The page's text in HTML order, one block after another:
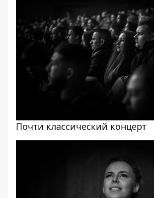
Почти классический концерт